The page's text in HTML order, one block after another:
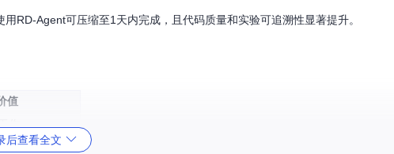
RD-Agent可压缩至1天内完成，且代码质量和实验可追溯性显著提升。
值
10+行业场景
后查看全文